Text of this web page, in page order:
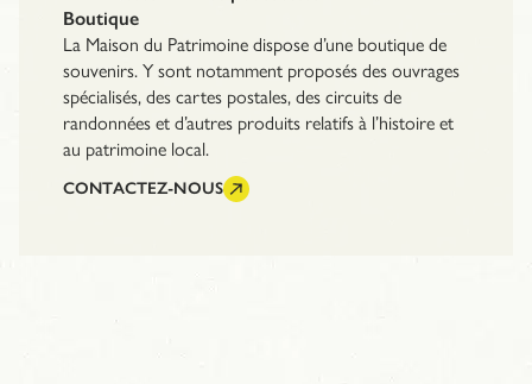
Boutique
La Maison du Patrimoine dispose d’une boutique de
souvenirs. Y sont notamment proposés des ouvrages
spécialisés, des cartes postales, des circuits de
randonnées et d’autres produits relatifs à l’histoire et
au patrimoine local.
CONTACTEZ-NOUS